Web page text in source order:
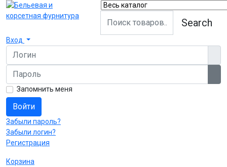
Search
Вход
Логин
Пароль
Запомнить меня
Войти
Забыли пароль?
Забыли логин?
Регистрация
Корзина